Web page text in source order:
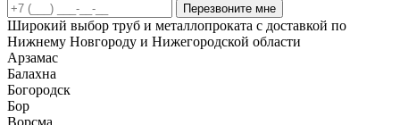
Перезвоните мне
Широкий выбор труб и металлопроката с доставкой по
Нижнему Новгороду и Нижегородской области
Арзамас
Балахна
Богородск
Бор